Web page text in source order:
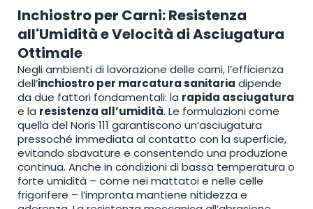
Inchiostro per Carni: Resistenza
all'Umidità e Velocità di Asciugatura
Ottimale
Negli ambienti di lavorazione delle carni, l’efficienza
dell’inchiostro per marcatura sanitaria dipende
da due fattori fondamentali: la rapida asciugatura
e la resistenza all’umidità. Le formulazioni come
quella del Noris 111 garantiscono un’asciugatura
pressoché immediata al contatto con la superficie,
evitando sbavature e consentendo una produzione
continua. Anche in condizioni di bassa temperatura o
forte umidità – come nei mattatoi e nelle celle
frigorifere – l’impronta mantiene nitidezza e